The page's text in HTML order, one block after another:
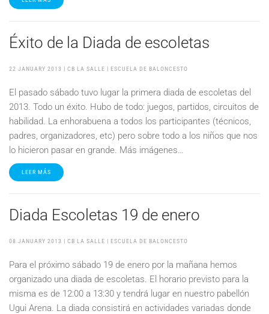
Éxito de la Diada de escoletas
22 JANUARY 2013 | CB LA SALLE | ESCUELA DE BALONCESTO
El pasado sábado tuvo lugar la primera diada de escoletas del
2013. Todo un éxito. Hubo de todo: juegos, partidos, circuitos de
habilidad. La enhorabuena a todos los participantes (técnicos,
padres, organizadores, etc) pero sobre todo a los niños que nos
lo hicieron pasar en grande. Más imágenes…
LEER MÁS
Diada Escoletas 19 de enero
08 JANUARY 2013 | CB LA SALLE | ESCUELA DE BALONCESTO
Para el próximo sábado 19 de enero por la mañana hemos
organizado una diada de escoletas. El horario previsto para la
misma es de 12:00 a 13:30 y tendrá lugar en nuestro pabellón
Ugui Arena. La diada consistirá en actividades variadas donde